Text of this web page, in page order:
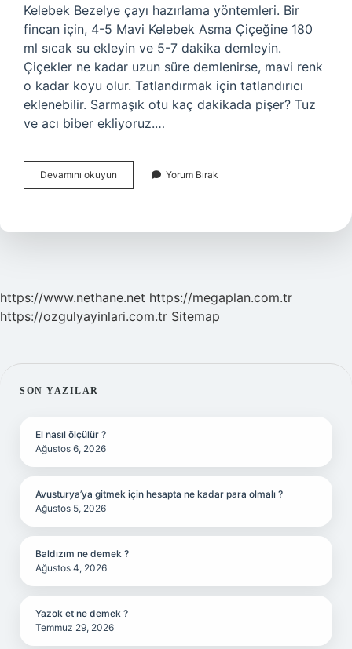
Kelebek Bezelye çayı hazırlama yöntemleri. Bir
fincan için, 4-5 Mavi Kelebek Asma Çiçeğine 180
ml sıcak su ekleyin ve 5-7 dakika demleyin.
Çiçekler ne kadar uzun süre demlenirse, mavi renk
o kadar koyu olur. Tatlandırmak için tatlandırıcı
eklenebilir. Sarmaşık otu kaç dakikada pişer? Tuz
ve acı biber ekliyoruz.…
Devamını okuyun Sarmaşık
Otu
Yorum Bırak
https://www.nethane.net https://megaplan.com.tr
https://ozgulyayinlari.com.tr Sitemap
SIDEBAR
SON YAZILAR
El nasıl ölçülür ?
Ağustos 6, 2026
Avusturya’ya gitmek için hesapta ne kadar para olmalı ?
Ağustos 5, 2026
Baldızım ne demek ?
Ağustos 4, 2026
Yazok et ne demek ?
Temmuz 29, 2026